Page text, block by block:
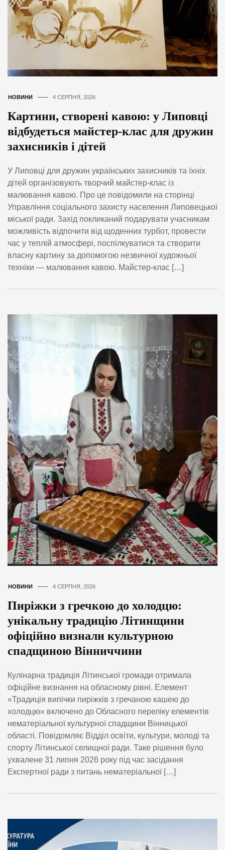
НОВИНИ 4 СЕРПНЯ, 2026
Картини, створені кавою: у Липовці
відбудеться майстер-клас для дружин
захисників і дітей
У Липовці для дружин українських захисників та їхніх
дітей організовують творчий майстер-клас із
малювання кавою. Про це повідомили на сторінці
Управління соціального захисту населення Липовецької
міської ради. Захід покликаний подарувати учасникам
можливість відпочити від щоденних турбот, провести
час у теплій атмосфері, поспілкуватися та створити
власну картину за допомогою незвичної художньої
техніки — малювання кавою. Майстер-клас […]
НОВИНИ 4 СЕРПНЯ, 2026
Пиріжки з гречкою до холодцю:
унікальну традицію Літинщини
офіційно визнали культурною
спадщиною Вінниччини
Кулінарна традиція Літинської громади отримала
офіційне визнання на обласному рівні. Елемент
«Традиція випічки пиріжків з гречаною кашею до
холодцю» включено до Обласного переліку елементів
нематеріальної культурної спадщини Вінницької
області. Повідомляє Відділ освіти, культури, молоді та
спорту Літинської селищної ради. Таке рішення було
ухвалене 31 липня 2026 року під час засідання
Експертної ради з питань нематеріальної […]